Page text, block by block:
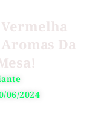
Da
06/2024